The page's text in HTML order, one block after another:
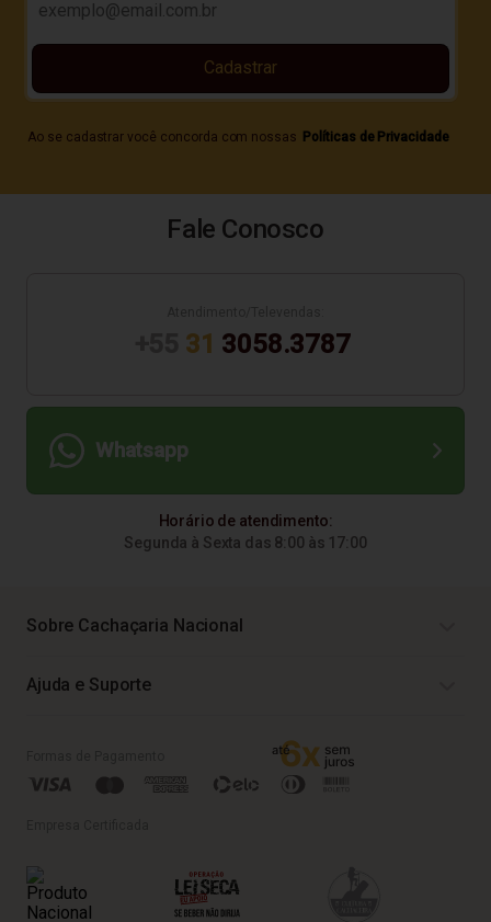
Ao se cadastrar você concorda com nossas Políticas de Privacidade
Cadastrar
Fale Conosco
31 3058.3787
Whatsapp
Horário de atendimento:
Segunda à Sexta das 8:00 às 17:00
Sobre Cachaçaria Nacional
Ajuda e Suporte